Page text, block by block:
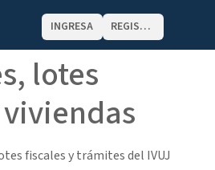
INGRESA REGISTRATE
lotes
fiscales y trámites del IVUJ